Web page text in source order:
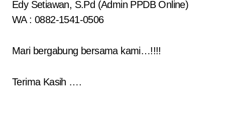
Edy Setiawan, S.Pd (Admin PPDB Online)
WA : 0882-1541-0506
Mari bergabung bersama kami…!!!!
Terima Kasih ….